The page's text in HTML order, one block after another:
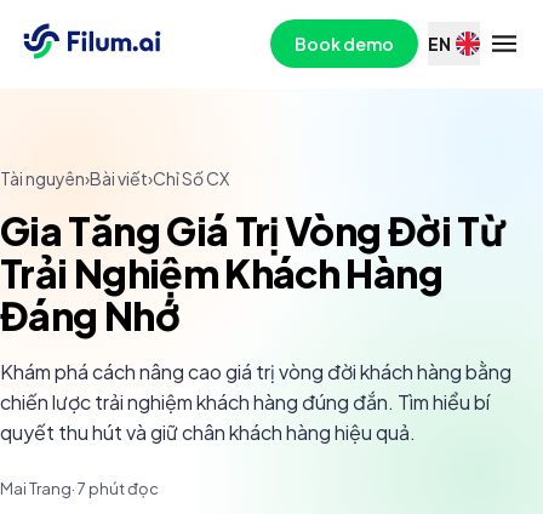
Book demo EN
Tài nguyên›Bài viết›Chỉ Số CX
Gia Tăng Giá Trị Vòng Đời Từ
Trải Nghiệm Khách Hàng
Đáng Nhớ
Khám phá cách nâng cao giá trị vòng đời khách hàng bằng
chiến lược trải nghiệm khách hàng đúng đắn. Tìm hiểu bí
quyết thu hút và giữ chân khách hàng hiệu quả.
Mai Trang·7 phút đọc